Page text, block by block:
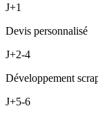
J+1
Devis personnalisé
J+2-4
Développement
J+5-6